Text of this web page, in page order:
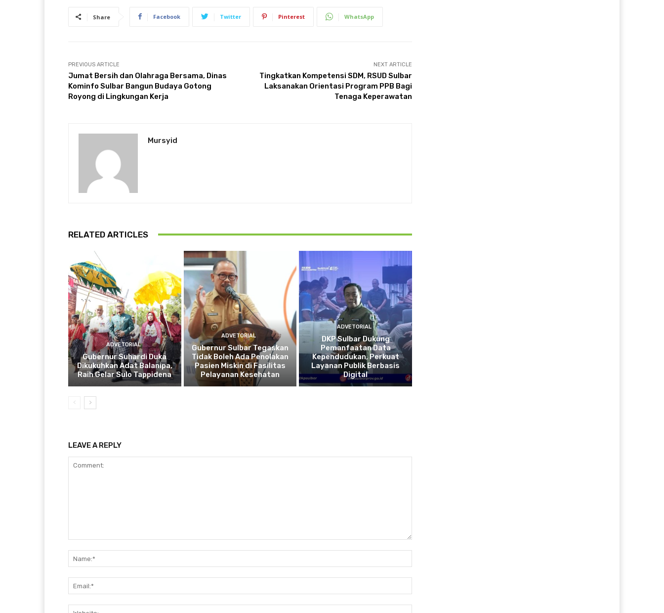
Share Facebook Twitter Pinterest WhatsApp
PREVIOUS ARTICLE
Jumat Bersih dan Olahraga Bersama, Dinas
Kominfo Sulbar Bangun Budaya Gotong
Royong di Lingkungan Kerja
NEXT ARTICLE
Tingkatkan Kompetensi SDM, RSUD Sulbar
Laksanakan Orientasi Program PPB Bagi
Tenaga Keperawatan
Mursyid
RELATED ARTICLES
ADVETORIAL
Gubernur Suhardi Duka
Dikukuhkan Adat Balanipa,
Raih Gelar Sulo Tappidena
ADVETORIAL
Gubernur Sulbar Tegaskan
Tidak Boleh Ada Penolakan
Pasien Miskin di Fasilitas
Pelayanan Kesehatan
ADVETORIAL
DKP Sulbar Dukung
Pemanfaatan Data
Kependudukan, Perkuat
Layanan Publik Berbasis
Digital
LEAVE A REPLY